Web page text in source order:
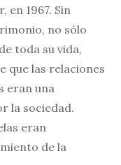
en 1967. Sin
no sólo
toda su vida,
que las relaciones
eran una
la sociedad.
eran
de la